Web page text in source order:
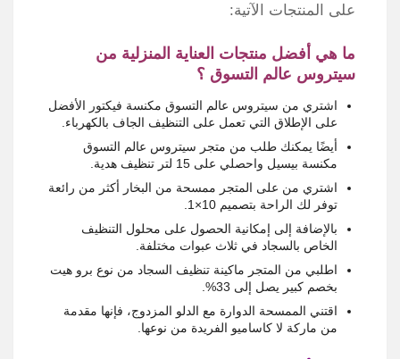
على المنتجات الآتية:
ما هي أفضل منتجات العناية المنزلية من
سيتروس عالم التسوق ؟
اشتري من سيتروس عالم التسوق مكنسة فيكتور الأفضل
على الإطلاق التي تعمل على التنظيف الجاف بالكهرباء.
أيضًا يمكنك طلب من متجر سيتروس عالم التسوق
مكنسة بيسيل واحصلي على 15 لتر تنظيف هدية.
اشتري من على المتجر ممسحة من البخار أكثر من رائعة
توفر لك الراحة بتصميم 10×1.
بالإضافة إلى إمكانية الحصول على محلول التنظيف
الخاص بالسجاد في ثلاث عبوات مختلفة.
اطلبي من المتجر ماكينة تنظيف السجاد من نوع برو هيت
بخصم كبير يصل إلى 33%.
اقتني الممسحة الدوارة مع الدلو المزدوج، فإنها مقدمة
من ماركة لا كاساميو الفريدة من نوعها.